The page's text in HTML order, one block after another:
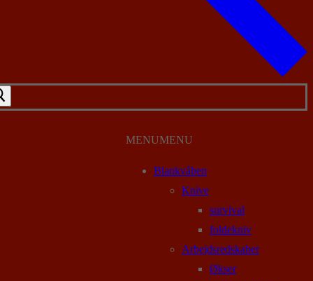
MENUMENU
Blankvåben
Knive
survival
foldekniv
Arbejdsredskaber
Økser